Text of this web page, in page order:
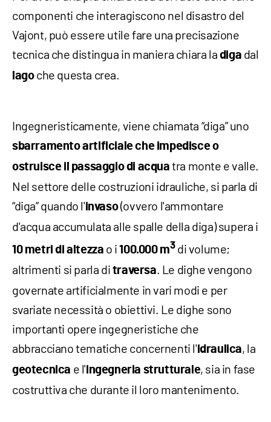
componenti che interagiscono nel disastro del
Vajont, può essere utile fare una precisazione
tecnica che distingua in maniera chiara la diga dal
lagoche questa crea.
Ingegneristicamente, viene chiamata “diga” uno
sbarramento artificiale che impedisce o
ostruisce il passaggio di acqua tra monte e valle.
Nel settore delle costruzioni idrauliche, si parla di
“diga” quando l'invaso(ovvero l'ammontare
d'acqua accumulata alle spalle della diga) supera i
10 metri di altezza o i100.000 m3di volume;
altrimenti si parla di traversa. Le dighe vengono
governate artificialmente in vari modi e per
svariate necessità o obiettivi. Le dighe sono
importanti opere ingegneristiche che
abbracciano tematiche concernenti l'idraulica, la
geotecnica e l'ingegneria strutturale, sia in fase
costruttiva che durante il loro mantenimento.